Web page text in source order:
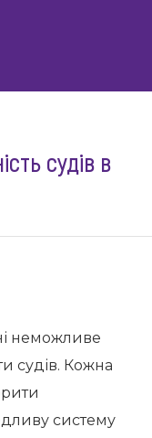
судів в
неможливе
судів. Кожна
систему